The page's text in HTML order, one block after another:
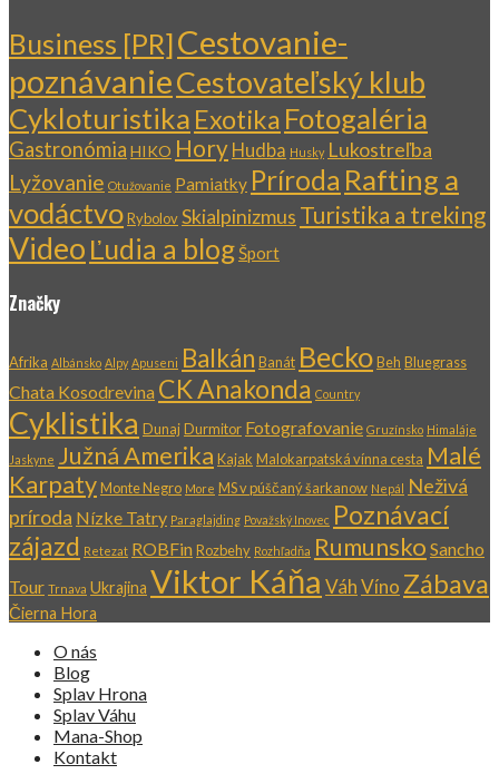
Business [PR]Cestovanie-
poznávanieCestovateľský klub
Cykloturistika Exotika Fotogaléria
Gastronómia HIKO Hory Hudba Husky Lukostreľba
Lyžovanie Otužovanie Pamiatky Príroda Rafting a
vodáctvoRybolovSkialpinizmus Turistika a treking
Video Ľudia a blogŠport
Značky
Afrika Albánsko Alpy Apuseni Balkán Banát BeckoBeh Bluegrass
Chata Kosodrevina CK Anakonda Country
Cyklistika DunajDurmitor Fotografovanie Gruzínsko Himaláje
Jaskyne Južná Amerika Kajak Malokarpatská vínna cesta Malé
KarpatyMonte Negro More MS v púščaný šarkanow Nepál
Neživá
príroda Nízke Tatry Paraglajding Považský Inovec Poznávací
zájazd Retezat ROBFin Rozbehy Rozhľadňa Rumunsko Sancho
Tour Trnava Ukrajina Viktor Káňa VáhVíno Zábava
Čierna Hora
O nás
Blog
Splav Hrona
Splav Váhu
Mana-Shop
Kontakt